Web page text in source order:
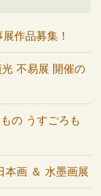
作品募集！
光 不易展 開催の
の うすごろも
本画 ＆ 水墨画展